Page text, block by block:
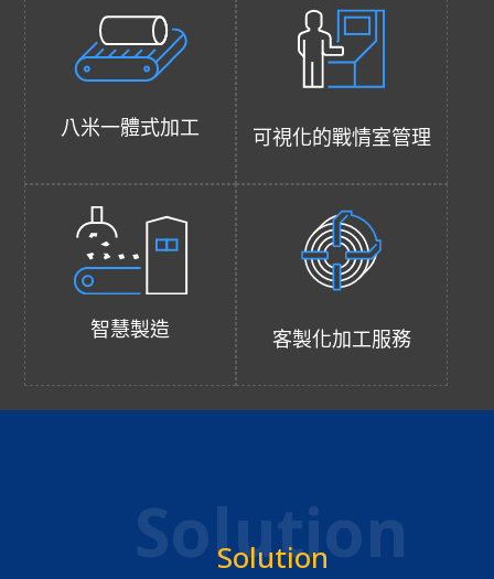
八米一體式加工 可視化的戰情室管理
智慧製造 客製化加工服務
Solution
Solution